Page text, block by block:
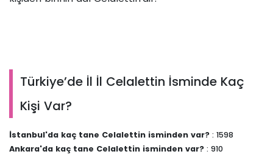
Türkiye’de İl İl Celalettin İsminde Kaç
Kişi Var?
İstanbul'da kaç tane Celalettin isminden var? : 1598
Ankara'da kaç tane Celalettin isminden var? : 910